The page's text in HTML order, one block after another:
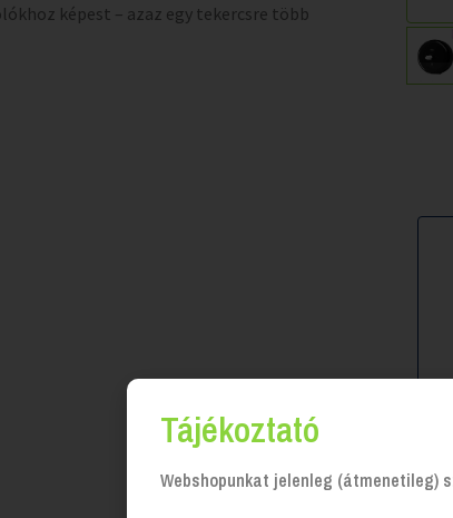
képest – azaz egy tekercsre több
Tájékoztató
Webshopunkat jelenleg (átmenetileg)